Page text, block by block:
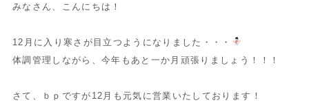
みなさん、こんにちは！
12月に入り寒さが目立つようになりました・・・
体調管理しながら、今年もあと一か月頑張りましょう！！！
さて、ｂｐですが12月も元気に営業いたしております！